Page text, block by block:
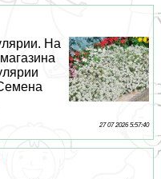
На
27 07 2026 5:57:40